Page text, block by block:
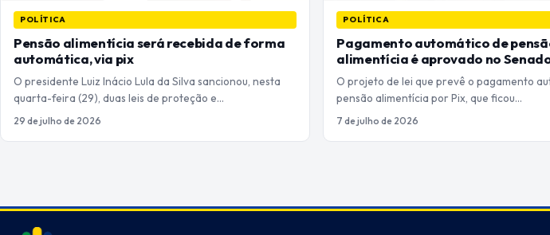
POLÍTICA
Pensão alimentícia será recebida de forma
automática, via pix
O presidente Luiz Inácio Lula da Silva sancionou, nesta
quarta-feira (29), duas leis de proteção e…
29 de julho de 2026
POLÍTICA
Pagamento automático de
alimentícia é aprovado no
O projeto de lei que prevê o pagamento
pensão alimentícia por Pix, que ficou…
7 de julho de 2026